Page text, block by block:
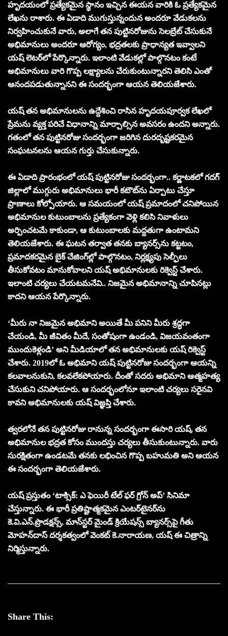
హృద‌యంలో ప్ర‌త్యేక‌మైన స్థానం ఇచ్చిన ఈయ‌న వారికి ఓ ప్ర‌త్యేక‌మైన
లేఖ‌ను రాశారు. ఈ ఏడాది ముగుస్తున్నందున అంద‌రూ వేడుక‌ల‌ను
నిర్వ‌హించుకునే వారు, అలాగే త‌న పుట్టిన‌రోజును సెల‌బ్రేట్ చేసుకునే
అభిమానులు అంద‌రూ ఆరోగ్యం, భ‌ద్ర‌త‌ల‌కు ప్రాధాన్య‌త ఇవ్వాల‌ని
య‌ష్ లెట‌ర్‌లో పేర్కొన్నారు. ఇలాంటి వేడుక‌ల్లో పాల్గొన‌టం కంటే
అభిమానులు వారి గొప్ప ల‌క్ష్యాల‌ను చేరుకుంటున్నార‌ని తెలిసి ఎంతో
ఆనంద‌పడుతున్నాన‌ని ఈ సంద‌ర్భంగా ఆయ‌న తెలియ‌జేశారు.
య‌ష్ త‌న అభిమానుల‌ను ఉద్దేశించి రాసిన హృద‌య‌పూర్వ‌క లేఖ‌లో
ప్రేమ‌ను వ్య‌క్త ప‌రిచే విధానాన్ని మార్చాల్సిన అవ‌స‌రం ఉంద‌ని అన్నారు.
గ‌తంలో త‌న పుట్టిన‌రోజు సంద‌ర్భంగా జ‌రిగిన దుర‌దృష్ట‌క‌ర‌మైన
సంఘ‌ట‌న‌ల‌ను ఆయ‌న గుర్తు చేసుకున్నారు.
ఈ ఏడాది ప్రారంభంలో య‌ష్‌ పుట్టిన‌రోజు సంద‌ర్భంగా.. క‌ర్ణాట‌క‌లో గ‌ద‌గ్
జిల్లాలో ముగ్గురు అభిమానులు భారీ క‌టౌట్‌ను ఏర్పాటు చేస్తూ
ప్రాణాలు కోల్పోయారు. ఆ స‌మ‌యంలో య‌ష్ ప్ర‌మాదంలో చ‌నిపోయిన
అభిమానుల కుటుంబాల‌ను ప్ర‌త్యేకంగా వెళ్లి క‌లిసి నివాళులు
అర్పించ‌ట‌మే కాకుండా, ఆ కుటుంబాల‌కు మ‌ద్ద‌తుగా ఉంటామ‌ని
తెలియ‌జేశారు. ఈ ఘ‌ట‌న త‌ర్వాత త‌న‌కు బ్యాన‌ర్స్‌ను క‌ట్ట‌టం,
ప్ర‌మాద‌క‌ర‌మైన బైక్ చేజింగ్‌ల్లో పాల్గొన‌టం, నిర్ల‌క్ష్య‌పు సెల్ఫీలు
తీసుకోవ‌టం మానుకోవాల‌ని య‌ష్ అభిమానుల‌కు రిక్వెస్ట్ చేశారు.
ఇలాంటి చ‌ర్య‌లు చేయ‌ట‌మ‌నేవి.. నిజ‌మైన అభిమానాన్ని చూపిన‌ట్లు
కాద‌ని ఆయ‌న పేర్కొన్నారు.
‘మీరు నా నిజ‌మైన అభిమాని అయితే మీ ప‌నిని మీరు శ్ర‌ద్ధ‌గా
చేయండి, మీ జీవితం మీదే, సంతోషంగా ఉండండి, విజ‌య‌వంతంగా
ముందుకెళ్లండి’ అని మీడియాలో తన అభిమానుల‌కు య‌ష్ రిక్వెస్ట్
చేశారు. 2019లో ఓ అభిమాని య‌ష్ పుట్టిన‌రోజు సంద‌ర్భంగా ఆయ‌న్ని
క‌ల‌వాల‌నుకుని, క‌ల‌వ‌లేక‌పోయారు. దీంతో స‌ద‌రు అభిమాని ఆత్మ‌హ‌త్య
చేసుకుని చ‌నిపోయారు. ఆ సంద‌ర్భంలోనూ ఇలాంటి చ‌ర్య‌లు స‌రైన‌వి
కావ‌ని అభిమానుల‌కు య‌ష్ విజ్ఞ‌ప్తి చేశారు.
త్వ‌ర‌లోనే త‌న పుట్టిన‌రోజు రానున్న సంద‌ర్భంగా ఈసారి య‌ష్‌, త‌న
అభిమానుల భ‌ద్ర‌త కోసం ముంద‌స్తు చ‌ర్య‌లు తీసుకుంటున్నారు. వారు
సుర‌క్షితంగా ఉండ‌ట‌మే త‌న‌కు ల‌భించిన గొప్ప బ‌హుమ‌తి అని ఆయ‌న
ఈ సంద‌ర్భంగా తెలియజేశారు.
య‌ష్ ప్ర‌స్తుతం ‘టాక్సిక్‌: ఎ ఫెయిరీ టేల్ ఫ‌ర్ గ్రోన్ అప్‌’ సినిమా
చేస్తున్నారు. ఈ భారీ ప్ర‌తిష్టాత్మ‌కమైన ఎంట‌ర్‌టైన‌ర్‌ను
కె.వి.ఎన్‌.ప్రొడ‌క్ష‌న్స్‌, మాన్‌స్ట‌ర్ మైండ్ క్రియేష‌న్స్ బ్యానర్స్‌పై గీతు
మోహ‌న్‌దాస్ ద‌ర్శ‌క‌త్వంలో వెంక‌ట్ కె.నారాయ‌ణ‌, య‌ష్ ఈ చిత్రాన్ని
నిర్మిస్తున్నారు.
Share This: